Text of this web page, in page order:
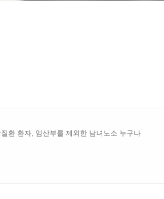
질환 환자, 임산부를 제외한 남녀노소 누구나